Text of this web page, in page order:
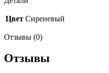
Цвет Сиреневый
Отзывы (0)
Отзывы